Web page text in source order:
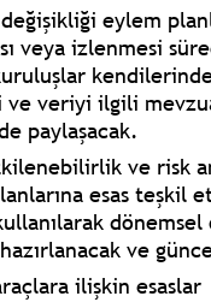
eylem
veya izlenmesi
ve veriyi ilgili
paylaşacak.
ve risk
esas teşkil
dönemsel
ve
ilişkin esaslar